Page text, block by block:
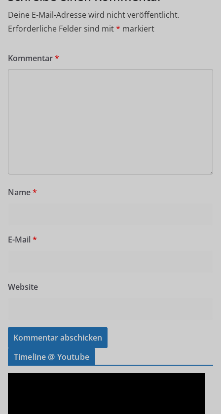
Deine E-Mail-Adresse wird nicht veröffentlicht.
Erforderliche Felder sind mit* markiert
Kommentar*
Name*
E-Mail *
Website
Timeline @ Youtube